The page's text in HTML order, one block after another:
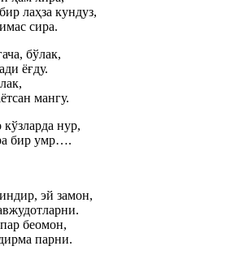
лаҳза кундуз,
сира.
бўлак,
ёғду.
мангу.
нур,
бир умр….
эй замон,
беомон,
парни.